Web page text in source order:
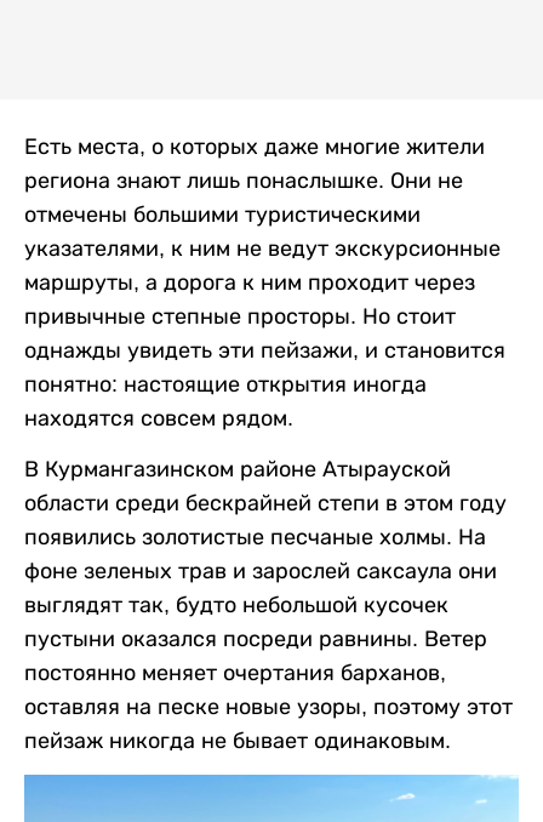
Есть места, о которых даже многие жители
региона знают лишь понаслышке. Они не
отмечены большими туристическими
указателями, к ним не ведут экскурсионные
маршруты, а дорога к ним проходит через
привычные степные просторы. Но стоит
однажды увидеть эти пейзажи, и становится
понятно: настоящие открытия иногда
находятся совсем рядом.
В Курмангазинском районе Атырауской
области среди бескрайней степи в этом году
появились золотистые песчаные холмы. На
фоне зеленых трав и зарослей саксаула они
выглядят так, будто небольшой кусочек
пустыни оказался посреди равнины. Ветер
постоянно меняет очертания барханов,
оставляя на песке новые узоры, поэтому этот
пейзаж никогда не бывает одинаковым.